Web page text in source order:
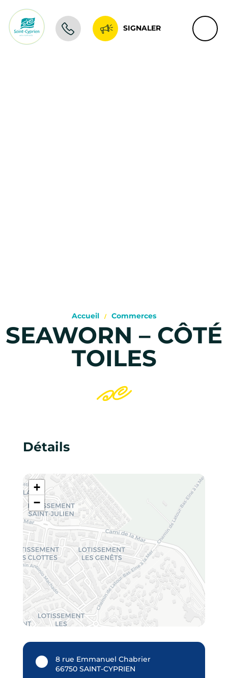
SIGNALER
Accueil Commerces
SEAWORN – CÔTÉ
TOILES
Détails
+
−
8 rue Emmanuel Chabrier
66750 SAINT-CYPRIEN